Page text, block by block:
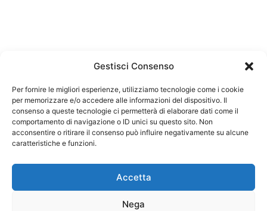
Gestisci Consenso
Per fornire le migliori esperienze, utilizziamo tecnologie come i cookie
per memorizzare e/o accedere alle informazioni del dispositivo. Il
consenso a queste tecnologie ci permetterà di elaborare dati come il
comportamento di navigazione o ID unici su questo sito. Non
acconsentire o ritirare il consenso può influire negativamente su alcune
caratteristiche e funzioni.
Accetta
Nega
Federazione Nazionale Degli Ordini dei Biologi:
codice fiscale 80069130583
Responsabile sito internet www.fnob.it: